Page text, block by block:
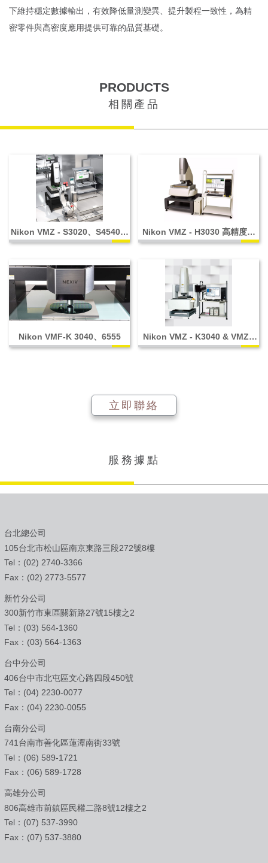
下維持穩定數據輸出，有效降低量測變異、提升製程一致性，為精
密零件與高密度應用提供可靠的品質基礎。
PRODUCTS
相關產品
Nikon VMZ - S3020、S4540、
S6555
Nikon VMZ - H3030 高精度機
型
Nikon VMF-K 3040、6555
Nikon VMZ - K3040 & VMZ -
K6555 共軛焦影像測量系統
立即聯絡
服務據點
台北總公司
105台北市松山區南京東路三段272號8樓
Tel：(02) 2740-3366
Fax：(02) 2773-5577
新竹分公司
300新竹市東區關新路27號15樓之2
Tel：(03) 564-1360
Fax：(03) 564-1363
台中分公司
406台中市北屯區文心路四段450號
Tel：(04) 2230-0077
Fax：(04) 2230-0055
台南分公司
741台南市善化區蓮潭南街33號
Tel：(06) 589-1721
Fax：(06) 589-1728
高雄分公司
806高雄市前鎮區民權二路8號12樓之2
Tel：(07) 537-3990
Fax：(07) 537-3880